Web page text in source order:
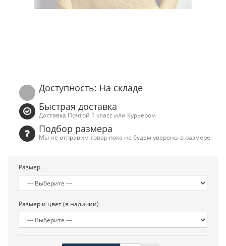
Доступность: На складе
Быстрая доставка
Доставка Почтой 1 класс или Курьером
Подбор размера
Мы не отправим товар пока не будем уверены в размере
Размер
Размер и цвет (в наличии)